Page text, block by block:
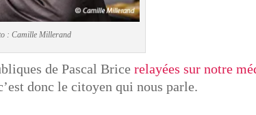
: Camille Millerand
de Pascal Bricerelayées sur notre
donc le citoyen qui nous parle.